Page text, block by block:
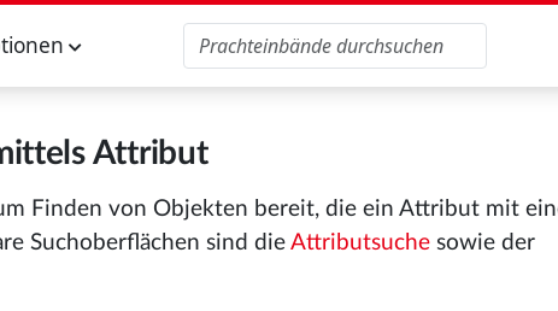
Attribut
Finden von Objekten bereit, die ein Attribut mit
Suchoberflächen sind die Attributsuche sowie der